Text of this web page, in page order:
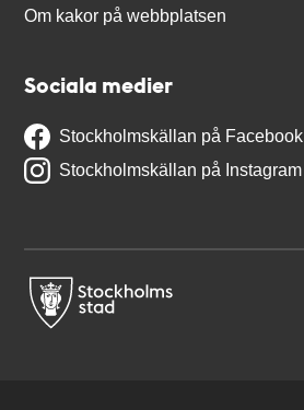
Om kakor på webbplatsen
Sociala medier
Stockholmskällan på Facebook
Stockholmskällan på Instagram